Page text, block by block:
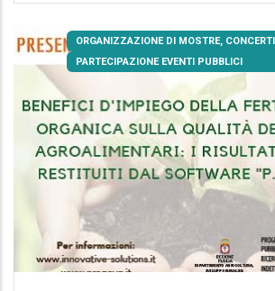
ORGANIZZAZIONE DI MOSTRE,
PARTECIPAZIONE EVENTI PUBBLICI